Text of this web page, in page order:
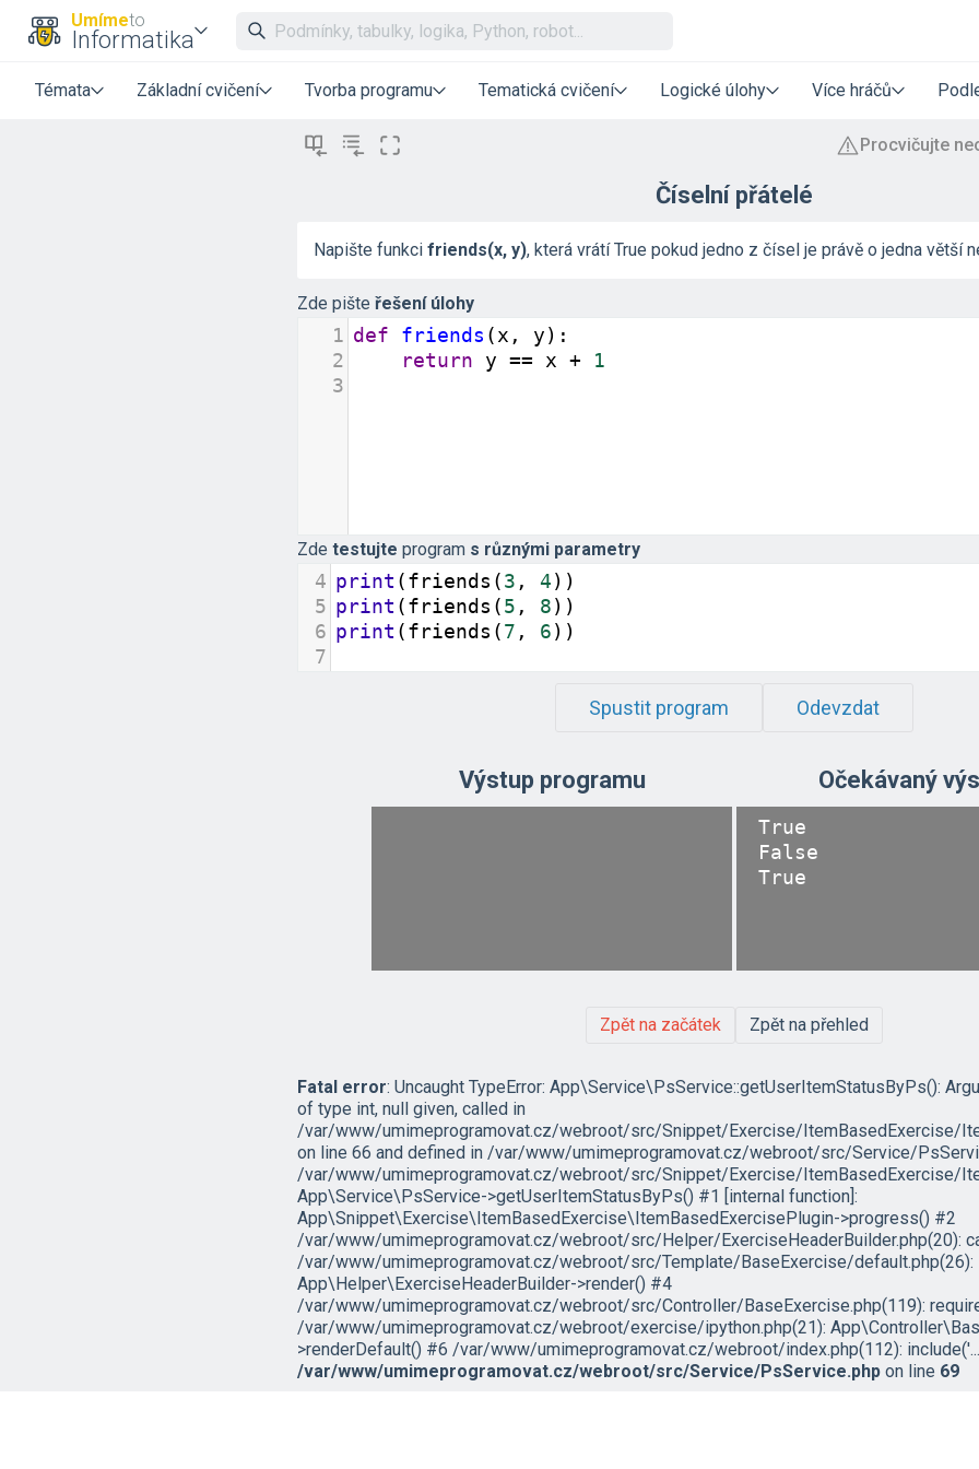
Umímeto
Informatika
Témata Základní cvičení Tvorba programu Tematická cvičení Logické úlohy Více hráčů
Číselní přátelé
Napište funkci friends(x, y), která vrátí True pokud jedno z čísel je právě o jedna větší
Zde pište řešení úlohy
1 def friends (x , y):
2
return y == x +
1
3
Zde testujte program s různými parametry
4 print (friends (3 , 4))
5 print (friends (5 , 8))
6 print (friends (7 , 6))
7
Spustit program Odevzdat
Výstup programu Očekávaný
True
False
Zpět na začátek Zpět na přehled
Fatal error: Uncaught TypeError: App\Service\PsService::getUserItemStatusByPs():
of type int, null given, called in
/var/www/umimeprogramovat.cz/webroot/src/Snippet/Exercise/ItemBasedExercise/
on line 66 and defined in /var/www/umimeprogramovat.cz/webroot/src/Service/
/var/www/umimeprogramovat.cz/webroot/src/Snippet/Exercise/ItemBasedExercise/
App\Service\PsService->getUserItemStatusByPs() #1 [internal function]:
App\Snippet\Exercise\ItemBasedExercise\ItemBasedExercisePlugin->progress() #2
/var/www/umimeprogramovat.cz/webroot/src/Helper/ExerciseHeaderBuilder.php(20):
/var/www/umimeprogramovat.cz/webroot/src/Template/BaseExercise/default.php(26):
App\Helper\ExerciseHeaderBuilder->render() #4
/var/www/umimeprogramovat.cz/webroot/src/Controller/BaseExercise.php(119):
/var/www/umimeprogramovat.cz/webroot/exercise/ipython.php(21):
>renderDefault() #6 /var/www/umimeprogramovat.cz/webroot/index.php(112):
/var/www/umimeprogramovat.cz/webroot/src/Service/PsService.php on line 69